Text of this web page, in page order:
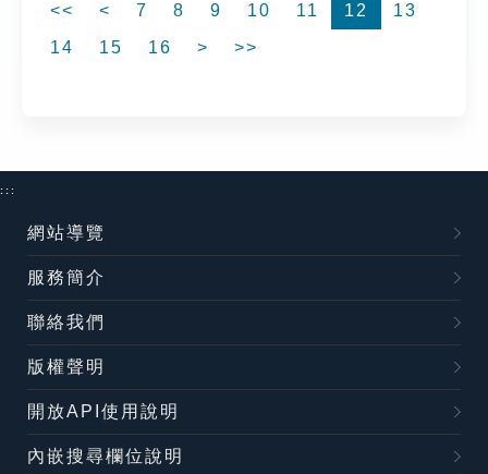
<< < 7 8 9 10 11 12
13
14
15 16 > >>
:::
網站導覽
服務簡介
聯絡我們
版權聲明
開放API使用說明
內嵌搜尋欄位說明